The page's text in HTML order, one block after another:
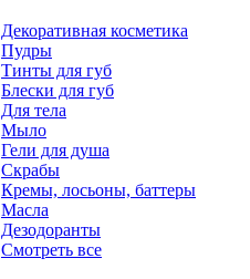
Декоративная косметика
Пудры
Тинты для губ
Блески для губ
Для тела
Мыло
Гели для душа
Скрабы
Кремы, лосьоны, баттеры
Масла
Дезодоранты
Смотреть все